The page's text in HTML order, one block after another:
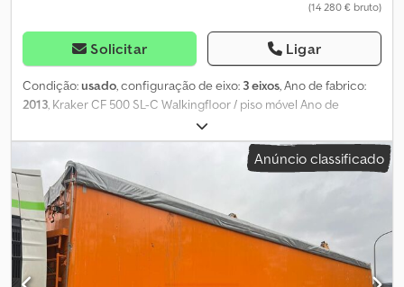
(14 280 € bruto)
Solicitar Ligar
Condição:usado, configuração de eixo: 3 eixos, Ano de fabrico:
2013, Kraker CF 500 SL-C Walkingfloor / piso móvel Ano de
fabricação: 2013 3 eixos Lona Suspensão pneumática Travões de
disco TÜV válido até 06/2025 Tara: 8.000 kg Capacidade de carga
útil: 34.000 kg Chedpfxoydbtle Algja Peso total: 42.000 kg
Anúncio classificado